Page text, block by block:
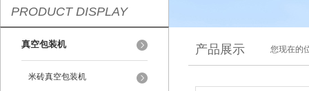
PRODUCT DISPLAY
真空包装机
米砖真空包装机
产品展示 您现在的